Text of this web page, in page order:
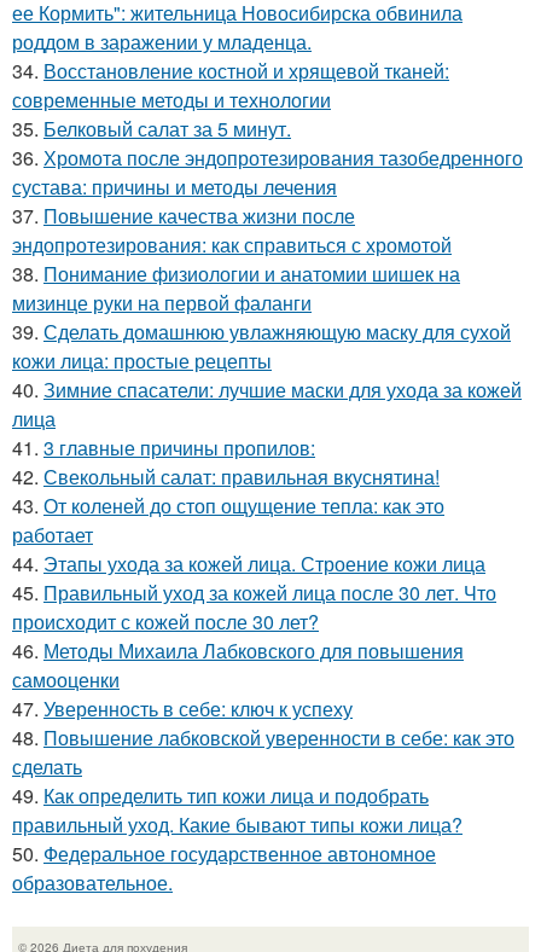
ее Кормить": жительница Новосибирска обвинила
роддом в заражении у младенца.
34. Восстановление костной и хрящевой тканей:
современные методы и технологии
35. Белковый салат за 5 минут.
36. Хромота после эндопротезирования тазобедренного
сустава: причины и методы лечения
37. Повышение качества жизни после
эндопротезирования: как справиться с хромотой
38. Понимание физиологии и анатомии шишек на
мизинце руки на первой фаланги
39. Сделать домашнюю увлажняющую маску для сухой
кожи лица: простые рецепты
40. Зимние спасатели: лучшие маски для ухода за кожей
лица
41. 3 главные причины пропилов:
42. Свекольный салат: правильная вкуснятина!
43. От коленей до стоп ощущение тепла: как это
работает
44. Этапы ухода за кожей лица. Строение кожи лица
45. Правильный уход за кожей лица после 30 лет. Что
происходит с кожей после 30 лет?
46. Методы Михаила Лабковского для повышения
самооценки
47. Уверенность в себе: ключ к успеху
48. Повышение лабковской уверенности в себе: как это
сделать
49. Как определить тип кожи лица и подобрать
правильный уход. Какие бывают типы кожи лица?
50. Федеральное государственное автономное
образовательное.
© 2026 Диета для похудения